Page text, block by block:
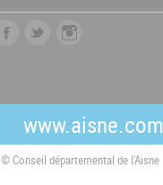
t
e
r
a
g
r
a
www.aisne.com
© Conseil départemental de l'Aisne